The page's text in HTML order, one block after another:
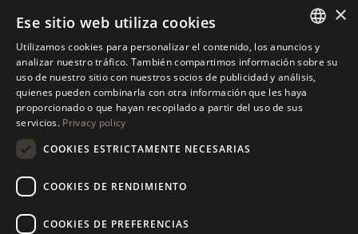
ITALIAN
ENGLISH
SPANISH
×
Ese sitio web utiliza cookies
Utilizamos cookies para personalizar el contenido, los anuncios y
analizar nuestro tráfico. También compartimos información sobre su
uso de nuestro sitio con nuestros socios de publicidad y análisis,
quienes pueden combinarla con otra información que les haya
proporcionado o que hayan recopilado a partir del uso de sus
servicios. Privacy policy
COOKIES ESTRICTAMENTE NECESARIAS
COOKIES DE RENDIMIENTO
COOKIES DE PREFERENCIAS